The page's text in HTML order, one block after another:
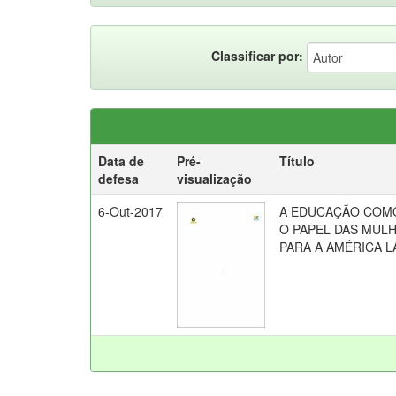
Classificar por:
Data de
defesa
Pré-
visualização
Título
6-Out-2017
A EDUCAÇÃO
O PAPEL DAS
PARA A AMÉRICA